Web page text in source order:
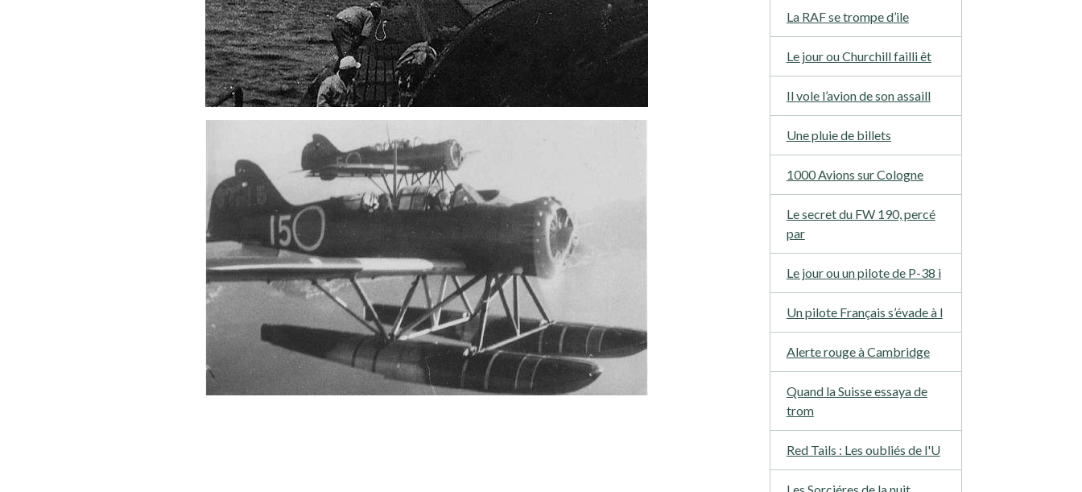
La RAF se trompe d’ile
Le jour ou Churchill failli êt
Il vole l’avion de son assaill
Une pluie de billets
1000 Avions sur Cologne
Le secret du FW 190, percé
par
Le jour ou un pilote de P-38 i
Un pilote Français s’évade à l
Alerte rouge à Cambridge
Quand la Suisse essaya de
trom
Red Tails : Les oubliés de l'U